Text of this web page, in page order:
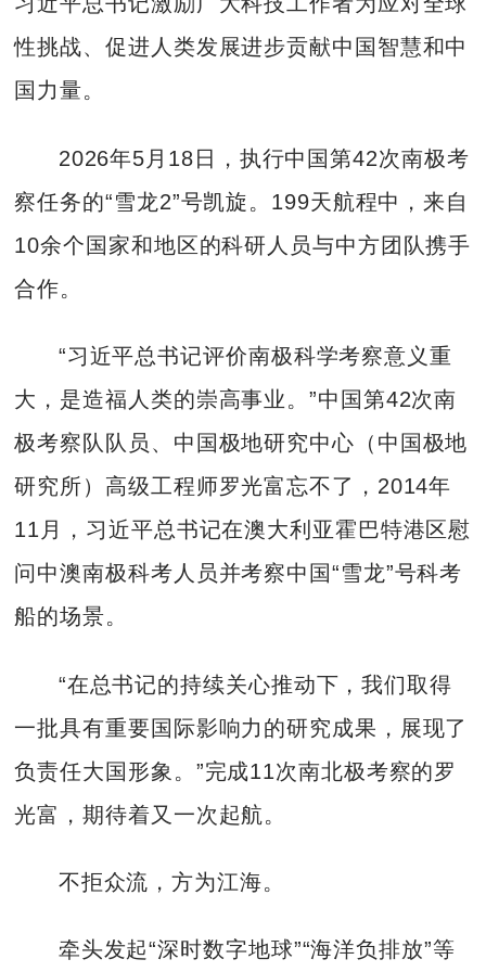
性挑战、促进人类发展进步贡献中国智慧和中
国力量。
2026年5月18日，执行中国第42次南极考
察任务的“雪龙2”号凯旋。199天航程中，来自
10余个国家和地区的科研人员与中方团队携手
合作。
“习近平总书记评价南极科学考察意义重
大，是造福人类的崇高事业。”中国第42次南
极考察队队员、中国极地研究中心（中国极地
研究所）高级工程师罗光富忘不了，2014年
11月，习近平总书记在澳大利亚霍巴特港区慰
问中澳南极科考人员并考察中国“雪龙”号科考
船的场景。
“在总书记的持续关心推动下，我们取得
一批具有重要国际影响力的研究成果，展现了
负责任大国形象。”完成11次南北极考察的罗
光富，期待着又一次起航。
不拒众流，方为江海。
牵头发起“深时数字地球”“海洋负排放”等